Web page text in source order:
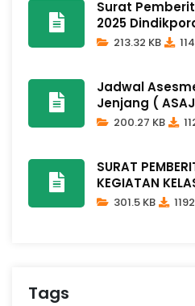
Surat
2025
213.32 KB
Jadwal
Jenjang (
200.27 KB
SURAT
KEGIATAN
301.5 KB
Tags